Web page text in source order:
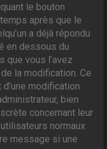
le bouton
après que le
a déjà répondu
en dessous du
que vous l’avez
la modification. Ce
d’une modification
bien
concernant leur
normaux
message si une